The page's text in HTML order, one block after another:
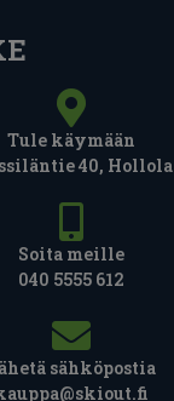
Tule käymään
40, Hollola
Soita meille
040 5555 612
sähköpostia